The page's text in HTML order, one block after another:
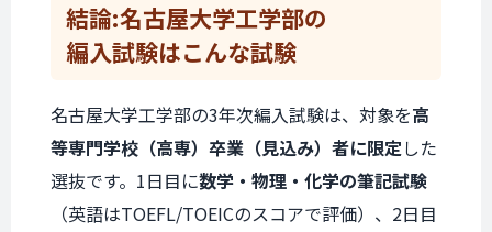
結論:名古屋大学工学部の
編入試験はこんな試験
名古屋大学工学部の3年次編入試験は、対象を高
等専門学校（高専）卒業（見込み）者に限定した
選抜です。1日目に数学・物理・化学の筆記試験
（英語はTOEFL/TOEICのスコアで評価）、2日目